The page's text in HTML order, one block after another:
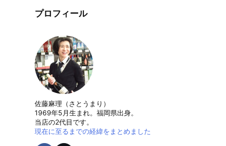
プロフィール
佐藤麻理（さとうまり）
1969年5月生まれ。福岡県出身。
当店の2代目です。
現在に至るまでの経緯をまとめました